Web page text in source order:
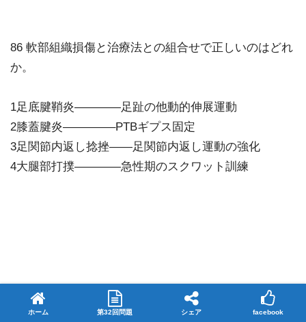
86 軟部組織損傷と治療法との組合せで正しいのはどれ
か。
1足底腱鞘炎————足趾の他動的伸展運動
2膝蓋腱炎————–PTBギプス固定
3足関節内返し捻挫——足関節内返し運動の強化
4大腿部打撲————急性期のスクワット訓練
ホーム 第32回問題 シェア facebook